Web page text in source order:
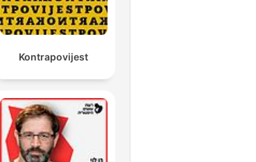
Kontrapovijest